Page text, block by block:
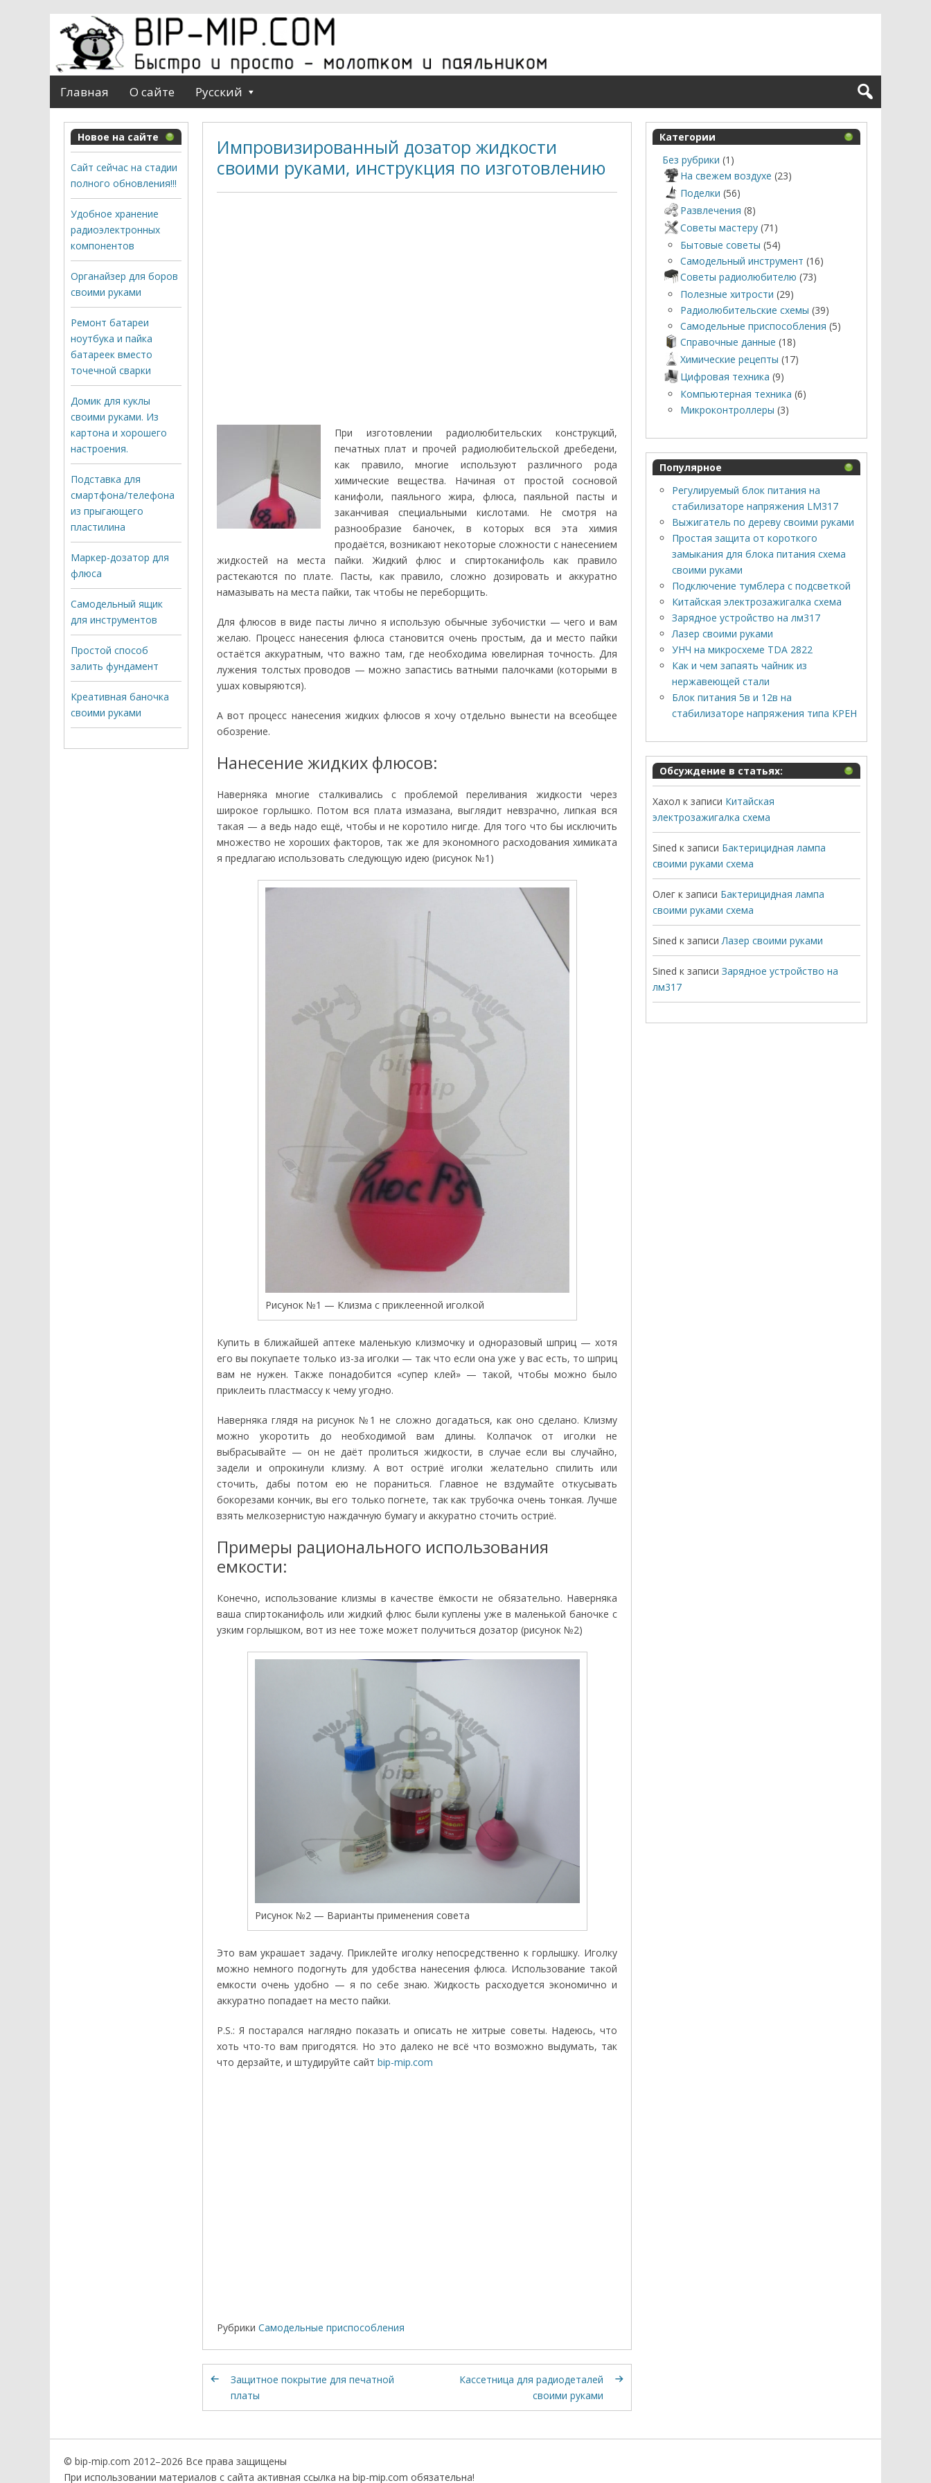
Главная О сайте Русский
Импровизированный дозатор жидкости
своими руками, инструкция по изготовлению
При изготовлении радиолюбительских конструкций,
печатных плат и прочей радиолюбительской дребедени,
как правило, многие используют различного рода
химические вещества. Начиная от простой сосновой
канифоли, паяльного жира, флюса, паяльной пасты и
заканчивая специальными кислотами. Не смотря на
разнообразие баночек, в которых вся эта химия
продаётся, возникают некоторые сложности с нанесением
жидкостей на места пайки. Жидкий флюс и спиртоканифоль как правило
растекаются по плате. Пасты, как правило, сложно дозировать и аккуратно
намазывать на места пайки, так чтобы не переборщить.
Для флюсов в виде пасты лично я использую обычные зубочистки — чего и вам
желаю. Процесс нанесения флюса становится очень простым, да и место пайки
остаётся аккуратным, что важно там, где необходима ювелирная точность. Для
лужения толстых проводов — можно запастись ватными палочками (которыми в
ушах ковыряются).
А вот процесс нанесения жидких флюсов я хочу отдельно вынести на всеобщее
обозрение.
Нанесение жидких флюсов:
Наверняка многие сталкивались с проблемой переливания жидкости через
широкое горлышко. Потом вся плата измазана, выглядит невзрачно, липкая вся
такая — а ведь надо ещё, чтобы и не коротило нигде. Для того что бы исключить
множество не хороших факторов, так же для экономного расходования химиката
я предлагаю использовать следующую идею (рисунок №1)
Рисунок №1 — Клизма с приклеенной иголкой
Купить в ближайшей аптеке маленькую клизмочку и одноразовый шприц — хотя
его вы покупаете только из-за иголки — так что если она уже у вас есть, то шприц
вам не нужен. Также понадобится «супер клей» — такой, чтобы можно было
приклеить пластмассу к чему угодно.
Наверняка глядя на рисунок №1 не сложно догадаться, как оно сделано. Клизму
можно укоротить до необходимой вам длины. Колпачок от иголки не
выбрасывайте — он не даёт пролиться жидкости, в случае если вы случайно,
задели и опрокинули клизму. А вот остриё иголки желательно спилить или
сточить, дабы потом ею не пораниться. Главное не вздумайте откусывать
бокорезами кончик, вы его только погнете, так как трубочка очень тонкая. Лучше
взять мелкозернистую наждачную бумагу и аккуратно сточить остриё.
Примеры рационального использования
емкости:
Конечно, использование клизмы в качестве ёмкости не обязательно. Наверняка
ваша спиртоканифоль или жидкий флюс были куплены уже в маленькой баночке с
узким горлышком, вот из нее тоже может получиться дозатор (рисунок №2)
Рисунок №2 — Варианты применения совета
Это вам украшает задачу. Приклейте иголку непосредственно к горлышку. Иголку
можно немного подогнуть для удобства нанесения флюса. Использование такой
емкости очень удобно — я по себе знаю. Жидкость расходуется экономично и
аккуратно попадает на место пайки.
P.S.: Я постарался наглядно показать и описать не хитрые советы. Надеюсь, что
хоть что-то вам пригодятся. Но это далеко не всё что возможно выдумать, так
что дерзайте, и штудируйте сайт bip-mip.com
Рубрики Самодельные приспособления
Защитное покрытие для печатной
платы
Кассетница для радиодеталей
своими руками
Категории
Без рубрики (1)
На свежем воздухе (23)
Поделки (56)
Развлечения (8)
Советы мастеру (71)
Бытовые советы (54)
Самодельный инструмент (16)
Советы радиолюбителю (73)
Полезные хитрости (29)
Радиолюбительские схемы (39)
Самодельные приспособления (5)
Справочные данные (18)
Химические рецепты (17)
Цифровая техника (9)
Компьютерная техника (6)
Микроконтроллеры (3)
Популярное
Регулируемый блок питания на
стабилизаторе напряжения LM317
Выжигатель по дереву своими руками
Простая защита от короткого
замыкания для блока питания схема
своими руками
Подключение тумблера с подсветкой
Китайская электрозажигалка схема
Зарядное устройство на лм317
Лазер своими руками
УНЧ на микросхеме TDA 2822
Как и чем запаять чайник из
нержавеющей стали
Блок питания 5в и 12в на
стабилизаторе напряжения типа КРЕН
Обсуждение в статьях:
Хахол к записи Китайская
электрозажигалка схема
Sined к записи Бактерицидная лампа
своими руками схема
Олег к записи Бактерицидная лампа
своими руками схема
Sined к записи Лазер своими руками
Sined к записи Зарядное устройство на
лм317
Новое на сайте
Сайт сейчас на стадии
полного обновления!!!
Удобное хранение
радиоэлектронных
компонентов
Органайзер для боров
своими руками
Ремонт батареи
ноутбука и пайка
батареек вместо
точечной сварки
Домик для куклы
своими руками. Из
картона и хорошего
настроения.
Подставка для
смартфона/телефона
из прыгающего
пластилина
Маркер-дозатор для
флюса
Самодельный ящик
для инструментов
Простой способ
залить фундамент
Креативная баночка
своими руками
© bip-mip.com 2012–2026 Все права защищены
При использовании материалов с сайта активная ссылка на bip-mip.com обязательна!